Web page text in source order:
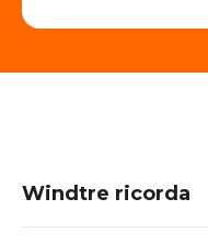
Windtre ricorda